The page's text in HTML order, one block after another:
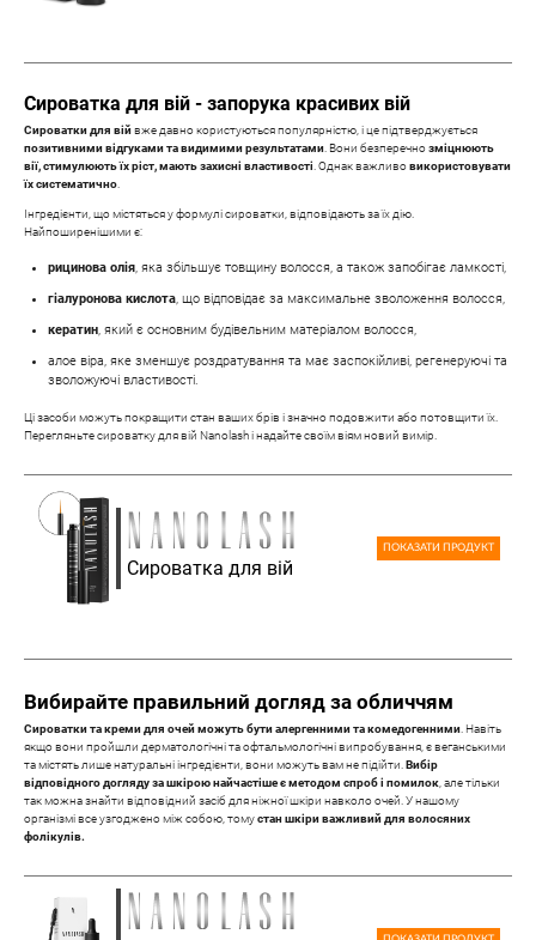
Сироватка для вій - запорука красивих вій
Сироватки для війвже давно користуються популярністю, і це підтверджується
позитивними відгуками та видимими результатами . Вони безперечнозміцнюють
вії, стимулюють їх ріст, мають захисні властивості . Однак важливовикористовувати
їх систематично
Інгредієнти, що містяться у формулі сироватки, відповідають за їх дію.
Найпоширенішими є:
рицинова олія , яка збільшує товщину волосся, а також запобігає ламкості,
гіалуронова кислота , що відповідає за максимальне зволоження волосся,
кератин , який є основним будівельним матеріалом волосся,
алое віра, яке зменшує роздратування та має заспокійливі, регенеруючі та
зволожуючі властивості.
Ці засоби можуть покращити стан ваших брів і значно подовжити або потовщити їх.
Перегляньте сироватку для вій Nanolash і надайте своїм віям новий вимір.
Сироватка для вій
ПОКАЗАТИ ПРОДУКТ
Вибирайте правильний догляд за обличчям
Сироватки та креми для очей можуть бути алергенними та комедогенними . Навіть
якщо вони пройшли дерматологічні та офтальмологічні випробування, є веганськими
та містять лише натуральні інгредієнти, вони можуть вам не підійти. Вибір
відповідного догляду за шкірою найчастіше є методом спроб і помилок , але тільки
так можна знайти відповідний засіб для ніжної шкіри навколо очей. У нашому
організмі все узгоджено між собою, томустан шкіри важливий для волосяних
фолікулів.